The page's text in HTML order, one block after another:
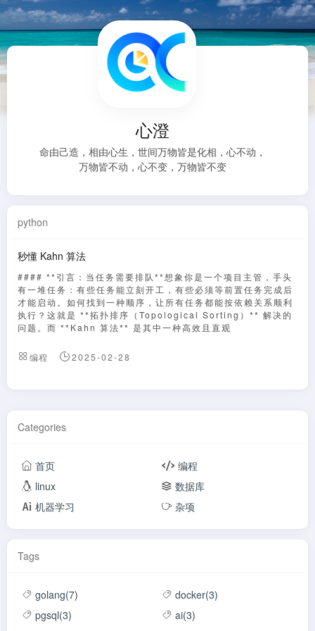
心澄
命由己造，相由心生，世间万物皆是化相，心不动，
万物皆不动，心不变，万物皆不变
python
秒懂 Kahn 算法
#### **引言：当任务需要排队**想象你是一个项目主管，手头
有一堆任务：有些任务能立刻开工，有些必须等前置任务完成后
才能启动。如何找到一种顺序，让所有任务都能按依赖关系顺利
执行？这就是 **拓扑排序（Topological Sorting）** 解决的
问题。而 **Kahn 算法** 是其中一种高效且直观
编程 2025-02-28
Categories
首页
编程
linux
数据库
机器学习
杂项
Tags
golang(7)
docker(3)
pgsql(3)
ai(3)